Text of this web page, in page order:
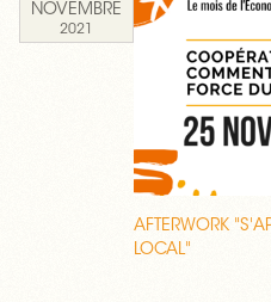
NOVEMBRE
2021
AFTERWORK
LOCAL"